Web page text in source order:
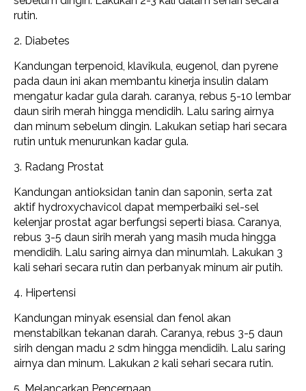
rutin.
2. Diabetes
Kandungan terpenoid, klavikula, eugenol, dan pyrene
pada daun ini akan membantu kinerja insulin dalam
mengatur kadar gula darah. caranya, rebus 5-10 lembar
daun sirih merah hingga mendidih. Lalu saring airnya
dan minum sebelum dingin. Lakukan setiap hari secara
rutin untuk menurunkan kadar gula.
3. Radang Prostat
Kandungan antioksidan tanin dan saponin, serta zat
aktif hydroxychavicol dapat memperbaiki sel-sel
kelenjar prostat agar berfungsi seperti biasa. Caranya,
rebus 3-5 daun sirih merah yang masih muda hingga
mendidih. Lalu saring airnya dan minumlah. Lakukan 3
kali sehari secara rutin dan perbanyak minum air putih.
4. Hipertensi
Kandungan minyak esensial dan fenol akan
menstabilkan tekanan darah. Caranya, rebus 3-5 daun
sirih dengan madu 2 sdm hingga mendidih. Lalu saring
airnya dan minum. Lakukan 2 kali sehari secara rutin.
5. Melancarkan Pencernaan